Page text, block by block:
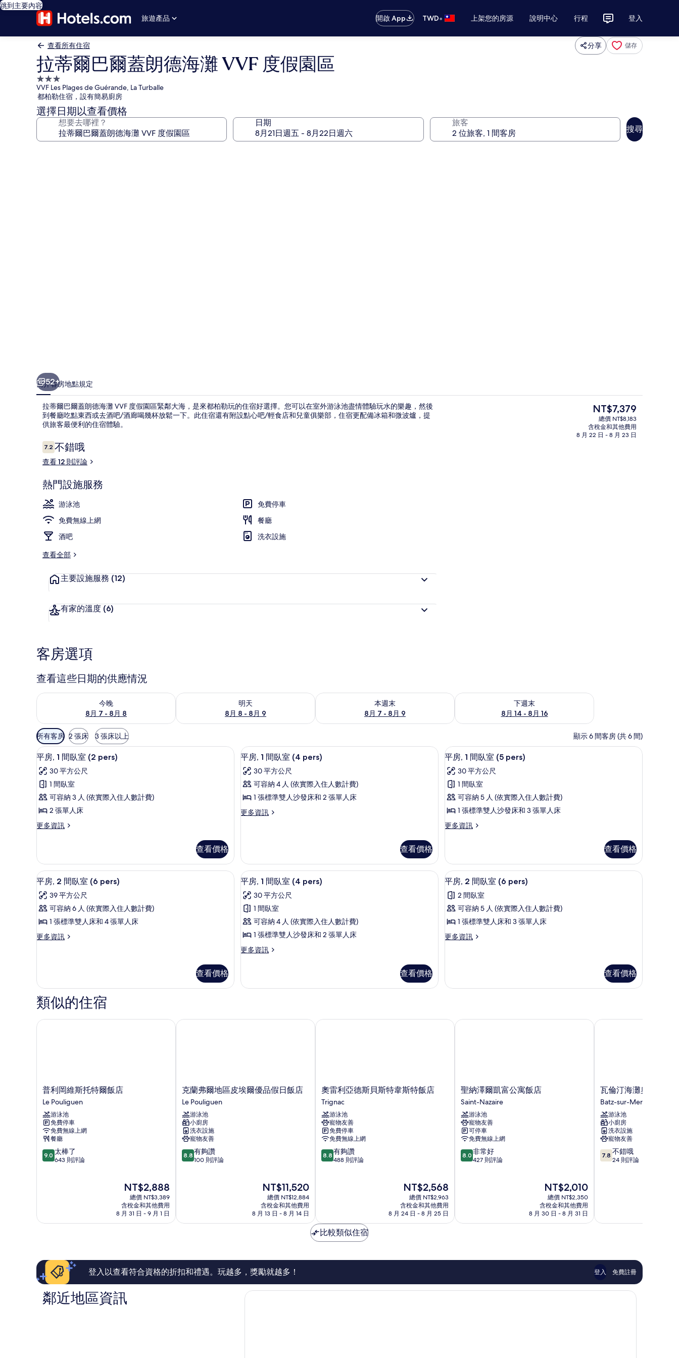
跳到主要內容
旅遊產品
開啟 App TWD• 上架您的房源 說明中心 行程 登入
查看所有住宿 分享 儲存
拉蒂爾巴爾蓋朗德海灘 VVF 度假園區
3.0
星
級
住
宿
VVF Les Plages de Guérande, La Turballe
都柏勒住宿，設有簡易廚房
選擇日期以查看價格
想要去哪裡？ 日期 旅客
搜尋
區
的
相
片
集
鳥瞰角度
52+
簡介客房地點規定
拉蒂爾巴爾蓋朗德海灘 VVF 度假園區緊鄰大海，是來都柏勒玩的住宿好選擇。您可以在室外游泳池盡情體驗玩水的樂趣，然後
到餐廳吃點東西或去酒吧/酒廊喝幾杯放鬆一下。此住宿還有附設點心吧/輕食店和兒童俱樂部，住宿更配備冰箱和微波爐，提
供旅客最便利的住宿體驗。
評
論
7.27.2 分，滿分 10 分，
不錯哦
查看 12 則評論
熱門設施服務
游泳池
免費停車
免費無線上網
餐廳
酒吧
洗衣設施
查看全部
主要設施服務 (12)
有家的溫度 (6)
目
前
的
價
NT$7,379
總價 NT$8,183
含稅金和其他費用
8 月 22 日 - 8 月 23 日
客房選項
查看這些日期的供應情況
今晚
8月 7 - 8月 8
查看今晚 (8月 7 - 8月 8) 的供應情況
明天
8月 8 - 8月 9
查看明天 (8月 8 - 8月 9) 的供應情況
本週末
8月 7 - 8月 9
查看本週末 (8月 7 - 8月 9) 的供應情況
下週末
8月 14 - 8月 16
查看下週末 (8月 14 - 8月 16) 的供應情況
可
用
的
客
房
篩
選
條
件
所有客房 2 張床 3 張床以上 顯示 6 間客房 (共 6 間)
顯
示
平
房,
1
間
臥
(2
pers)
的
所
有
相
片
5
平房, 1 間臥室 (2 pers)
30 平方公尺
1 間臥室
可容納 3 人 (依實際入住人數計費)
2 張單人床
更多資訊
更
1
間
臥
(2
pers)
詳
情
查看價格
顯
示
平
房,
1
間
(4
pers)
的
所
有
相
片
7
平房, 1 間臥室 (4 pers)
30 平方公尺
可容納 4 人 (依實際入住人數計費)
1 張標準雙人沙發床和 2 張單人床
更多資訊
更
間
臥
室
(4
pers)
的
詳
情
查看價格
顯
示
平
房,
1
間
臥
(5
pers)
的
所
有
相
片
7
平房, 1 間臥室 (5 pers)
30 平方公尺
1 間臥室
可容納 5 人 (依實際入住人數計費)
1 張標準雙人沙發床和 3 張單人床
更多資訊
更
1
間
臥
(5
pers)
詳
情
查看價格
顯
示
平
房,
2
間
(6
pers)
的
所
有
10
平房, 2 間臥室 (6 pers)
39 平方公尺
可容納 6 人 (依實際入住人數計費)
1 張標準雙人床和 4 張單人床
更多資訊
更
間
臥
室
(6
pers)
的
查看價格
顯
示
平
房,
1
間
臥
(4
pers)
所
7
平房, 1 間臥室 (4 pers)
30 平方公尺
1 間臥室
可容納 4 人 (依實際入住人數計費)
1 張標準雙人沙發床和 2 張單人床
更多資訊
更
1
(4
查看價格
顯
示
平
房,
2
間
(6
pers)
所
9
平房, 2 間臥室 (6 pers)
2 間臥室
可容納 5 人 (依實際入住人數計費)
1 張標準雙人床和 3 張單人床
更多資訊
更
間
臥
pers)
查看價格
類似的住宿
普
利
岡
維
斯
托
特
爾
飯
普利岡維斯托特爾飯店
Le Pouliguen
游泳池
免費停車
免費無線上網
餐廳
9.0
分，
了，
論
9.0 太棒了
643 則評論
現
在
價
格
為
NT$2,888
總價 NT$3,389
含稅金和其他費用
8 月 31 日 - 9 月 1 日
普利岡維斯托特爾飯店
克
蘭
弗
爾
地
區
皮
埃
爾
Le
克蘭弗爾地區皮埃爾優品假日飯店
Le Pouliguen
游泳池
小廚房
洗衣設施
寵物友善
8.8
分，
讚，
論
8.8 有夠讚
100 則評論
現
在
價
格
為
NT$11,520
總價 NT$12,884
含稅金和其他費用
8 月 13 日 - 8 月 14 日
克蘭弗爾地區皮埃爾優品假日飯店
奧
雷
利
亞
德
斯
貝
斯
特
奧雷利亞德斯貝斯特韋斯特飯店
Trignac
游泳池
寵物友善
免費停車
免費無線上網
8.8
分，
讚，
488
則
論
8.8 有夠讚
488 則評論
現
在
價
格
為
NT$2,568
總價 NT$2,963
含稅金和其他費用
8 月 24 日 - 8 月 25 日
奧雷利亞德斯貝斯特韋斯特飯店
聖
納
澤
爾
凱
富
公
寓
飯
聖納澤爾凱富公寓飯店
Saint-Nazaire
游泳池
寵物友善
可停車
免費無線上網
8.0
分，
好，
論
8.0 非常好
427 則評論
現
在
價
格
為
NT$2,010
總價 NT$2,350
含稅金和其他費用
8 月 30 日 - 8 月 31 日
聖納澤爾凱富公寓飯店
瓦
倫
汀
海
灘
奧
達
里
斯
Mer
瓦倫汀海灘奧達里斯
Batz-sur-Mer
游泳池
小廚房
洗衣設施
寵物友善
7.8
分，
哦，
論
7.8 不錯哦
24 則評論
瓦倫汀海灘奧達里斯住
比較類似住宿
登入以查看符合資格的折扣和禮遇。玩越多，獎勵就越多！ 登入 免費註冊
鄰近地區資訊